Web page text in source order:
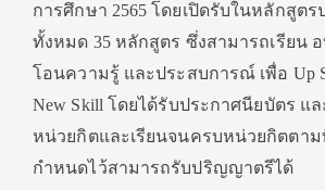
การศึกษา 2565 โดยเปิดรับในหลักสูต
ทั้งหมด 35 หลักสูตร ซึ่งสามารถเรียน
โอนความรู้ และประสบการณ์ เพื่อ Up
New Skill โดยได้รับประกาศนียบัตร แ
หน่วยกิตและเรียนจนครบหน่วยกิตตา
กำหนดไว้สามารถรับปริญญาตรีได้